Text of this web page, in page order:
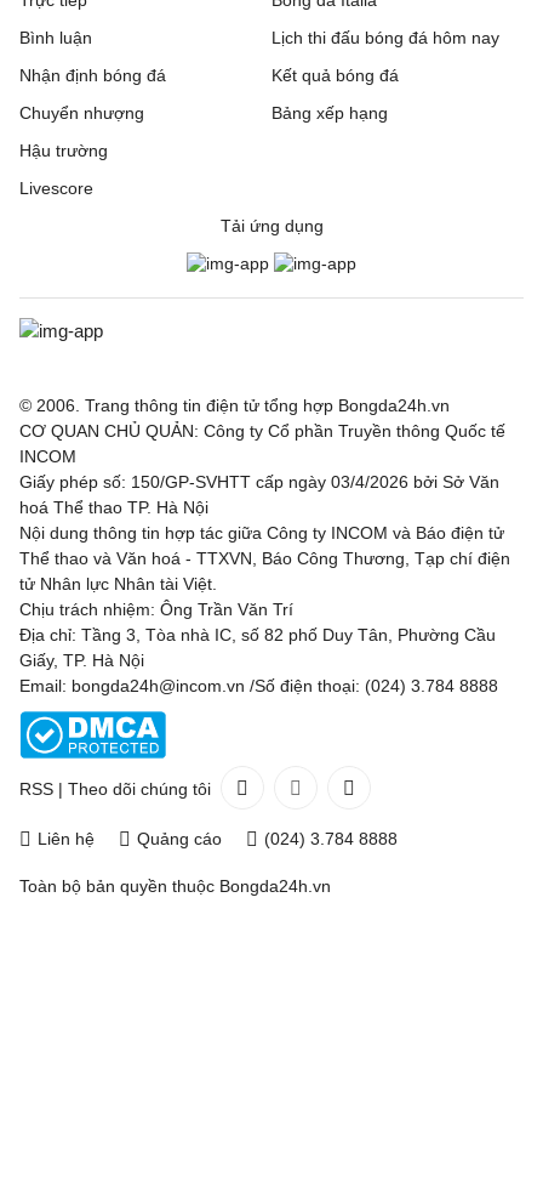
Bình luận
Nhận định bóng đá
Chuyển nhượng
Hậu trường
Livescore
Lịch thi đấu bóng đá hôm nay
Kết quả bóng đá
Bảng xếp hạng
Tải ứng dụng
© 2006. Trang thông tin điện tử tổng hợp Bongda24h.vn
CƠ QUAN CHỦ QUẢN: Công ty Cổ phần Truyền thông Quốc tế
INCOM
Giấy phép số: 150/GP-SVHTT cấp ngày 03/4/2026 bởi Sở Văn
hoá Thể thao TP. Hà Nội
Nội dung thông tin hợp tác giữa Công ty INCOM và Báo điện tử
Thể thao và Văn hoá - TTXVN, Báo Công Thương, Tạp chí điện
tử Nhân lực Nhân tài Việt.
Chịu trách nhiệm: Ông Trần Văn Trí
Địa chỉ: Tầng 3, Tòa nhà IC, số 82 phố Duy Tân, Phường Cầu
Giấy, TP. Hà Nội
Email: bongda24h@incom.vn /Số điện thoại: (024) 3.784 8888
RSS | Theo dõi chúng tôi
Liên hệ Quảng cáo (024) 3.784 8888
Toàn bộ bản quyền thuộc Bongda24h.vn